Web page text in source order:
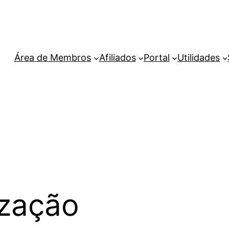
Área de Membros Afiliados Portal Utilidades